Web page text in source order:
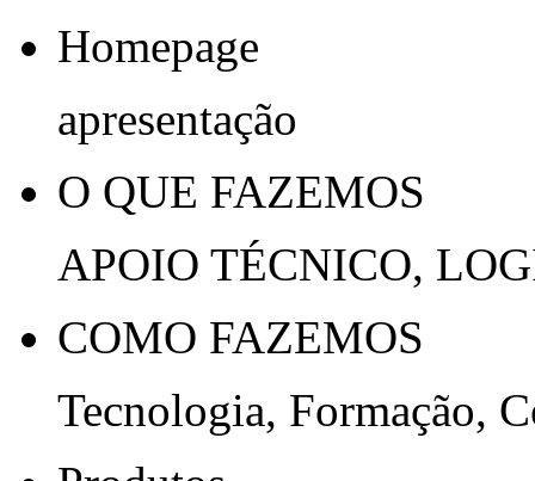
Homepage
apresentação
O QUE FAZEMOS
APOIO TÉCNICO,
COMO FAZEMOS
Tecnologia, Formação,